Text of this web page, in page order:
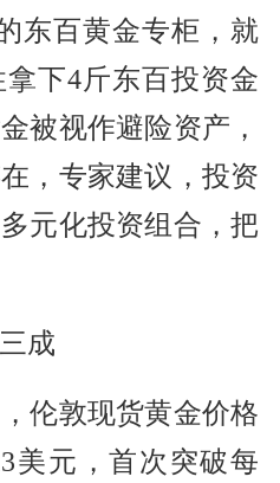
东百黄金专柜，就
下4斤东百投资金
被视作避险资产，
，专家建议，投资
元化投资组合，把
成
伦敦现货黄金价格
美元，首次突破每